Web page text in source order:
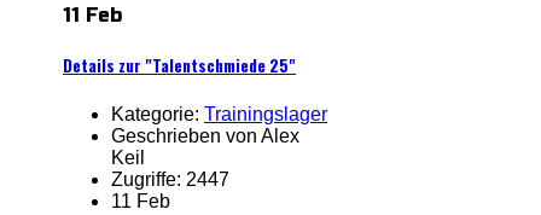
11 Feb
Details zur "Talentschmiede 25"
Kategorie: Trainingslager
Geschrieben von Alex
Keil
Zugriffe: 2447
11 Feb